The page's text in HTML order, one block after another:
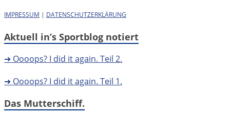
IMPRESSUM | DATENSCHUTZERKLÄRUNG
Aktuell in’s Sportblog notiert
➜ Oooops? I did it again. Teil 2.
➜ Oooops? I did it again. Teil 1.
Das Mutterschiff.